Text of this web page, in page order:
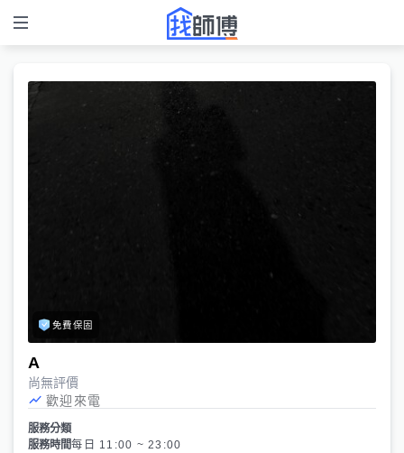
免費保固
A
尚無評價
歡迎來電
服務分類
服務時間每日 11:00 ~ 23:00